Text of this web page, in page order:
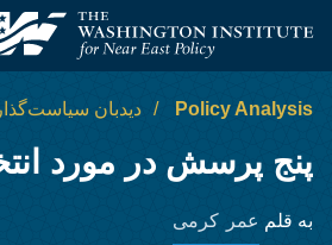
Institute for Near East Policy
Policy Analysis دیدبان سیاست‌گذاری
پنج پرسش در مورد
به قلم عمر کرمی